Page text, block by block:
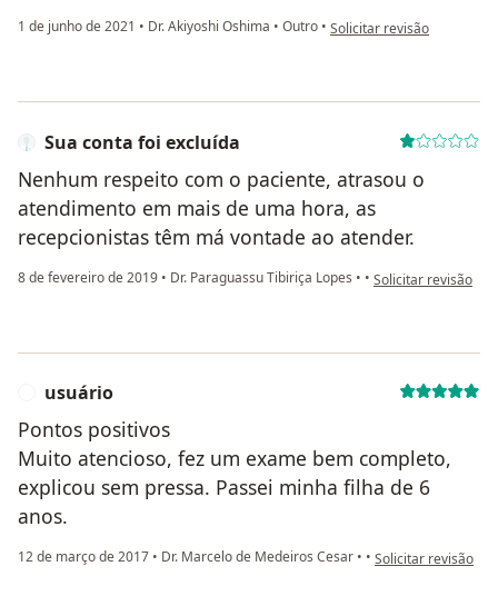
1 de junho de 2021 • Dr. Akiyoshi Oshima • Outro • na opinião do utilizador
Solicitar revisão
Sua conta foi excluída
Nenhum respeito com o paciente, atrasou o
atendimento em mais de uma hora, as
recepcionistas têm má vontade ao atender.
8 de fevereiro de 2019 • Dr. Paraguassu Tibiriça Lopes • • na opinião do
Solicitar revisão
usuário
Pontos positivos
Muito atencioso, fez um exame bem completo,
explicou sem pressa. Passei minha filha de 6
anos.
12 de março de 2017 • Dr. Marcelo de Medeiros Cesar • • na opinião do
Solicitar revisão